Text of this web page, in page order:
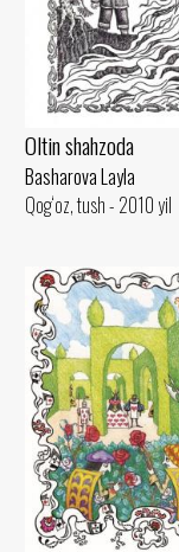
Oltin shahzoda
Basharova Layla
Qog‘oz, tush - 2010 yil